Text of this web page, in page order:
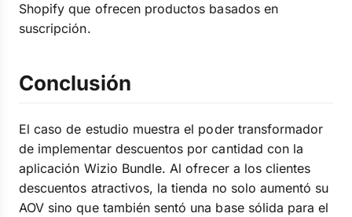
Shopify que ofrecen productos basados en
suscripción.
Conclusión
El caso de estudio muestra el poder transformador
de implementar descuentos por cantidad con la
aplicación Wizio Bundle. Al ofrecer a los clientes
descuentos atractivos, la tienda no solo aumentó su
AOV sino que también sentó una base sólida para el